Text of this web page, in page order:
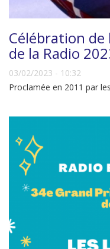
Célébration de
de la Radio
03/02/2023 - 10:32
Proclamée en 2011 par